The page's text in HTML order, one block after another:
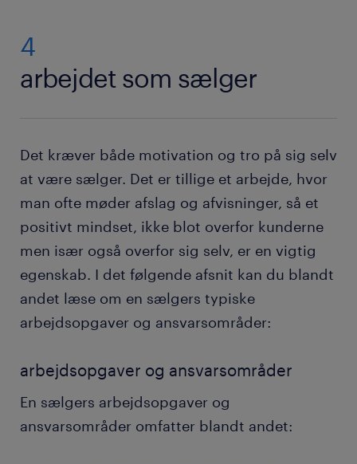
opbygge nye.
4
arbejdet som sælger
Det kræver både motivation og tro på sig selv
at være sælger. Det er tillige et arbejde, hvor
man ofte møder afslag og afvisninger, så et
positivt mindset, ikke blot overfor kunderne
men især også overfor sig selv, er en vigtig
egenskab. I det følgende afsnit kan du blandt
andet læse om en sælgers typiske
arbejdsopgaver og ansvarsområder:
arbejdsopgaver og ansvarsområder
En sælgers arbejdsopgaver og
ansvarsområder omfatter blandt andet: